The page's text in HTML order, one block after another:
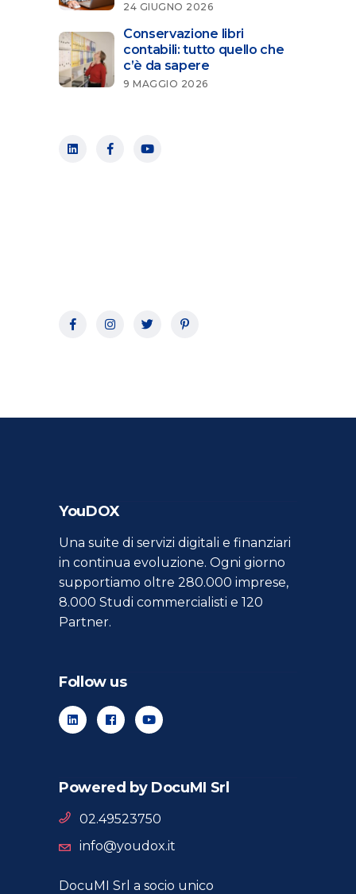
24 GIUGNO 2026
Conservazione libri
contabili: tutto quello che
c’è da sapere
9 MAGGIO 2026
YouDOX
Una suite di servizi digitali e finanziari
in continua evoluzione. Ogni giorno
supportiamo oltre 280.000 imprese,
8.000 Studi commercialisti e 120
Partner.
Follow us
Powered by DocuMI Srl
02.49523750
info@youdox.it
DocuMI Srl a socio unico